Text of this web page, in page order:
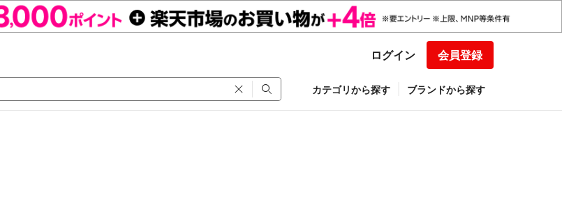
ログイン 会員登録
カテゴリから探す ブランドから探す